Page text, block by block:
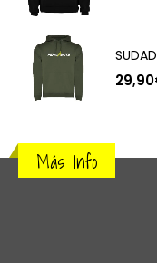
29,90
Más Info